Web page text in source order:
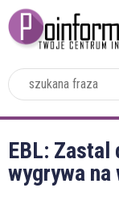
EBL: Zastal
wygrywa